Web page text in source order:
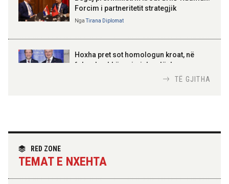
100-vjetori i themelimit të
Urdhrit të Skënderbeut
Forcim i partneritetit strategjik
NgaTirana Diplomat
Hoxha pret sot homologun kroat, në
fokus bashkëpunimi dypalësh
partneritetit strategjik
TË GJITHA
RED ZONE
TEMAT E NXEHTA